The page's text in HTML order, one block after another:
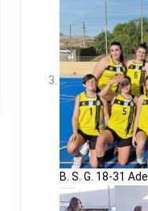
B. S. G. 18-31